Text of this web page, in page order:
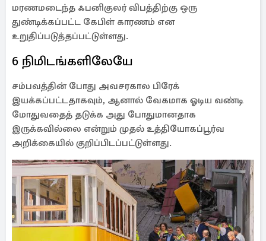
மரணமடைந்த ஃபனிகுலர் விபத்திற்கு ஒரு
துண்டிக்கப்பட்ட கேபிள் காரணம் என
உறுதிப்படுத்தப்பட்டுள்ளது.
6 நிமிடங்களிலேயே
சம்பவத்தின் போது அவசரகால பிரேக்
இயக்கப்பட்டதாகவும், ஆனால் வேகமாக ஓடிய வண்டி
மோதுவதைத் தடுக்க அது போதுமானதாக
இருக்கவில்லை என்றும் முதல் உத்தியோகப்பூர்வ
அறிக்கையில் குறிப்பிடப்பட்டுள்ளது.